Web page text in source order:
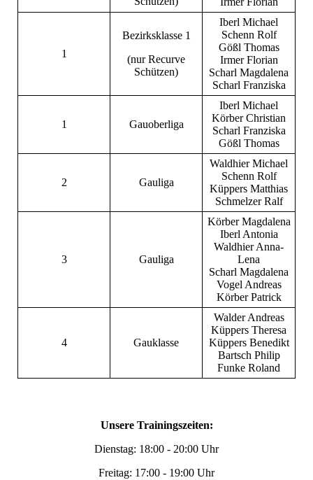
1
Bezirksklasse 1
(nur Recurve
Schützen)
Iberl Michael
Schenn Rolf
Gößl Thomas
Irmer Florian
Scharl Magdalena
Scharl Franziska
1 Gauoberliga
Iberl Michael
Körber Christian
Scharl Franziska
Gößl Thomas
2 Gauliga
Waldhier Michael
Schenn Rolf
Küppers Matthias
Schmelzer Ralf
3 Gauliga
Körber Magdalena
Iberl Antonia
Waldhier Anna-
Lena
Scharl Magdalena
Vogel Andreas
Körber Patrick
4 Gauklasse
Walder Andreas
Küppers Theresa
Küppers Benedikt
Bartsch Philip
Funke Roland
Unsere Trainingszeiten:
Dienstag: 18:00 - 20:00 Uhr
Freitag: 17:00 - 19:00 Uhr